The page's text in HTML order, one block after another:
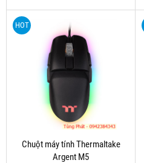
HOT
Chuột máy tính Thermaltake
Argent M5